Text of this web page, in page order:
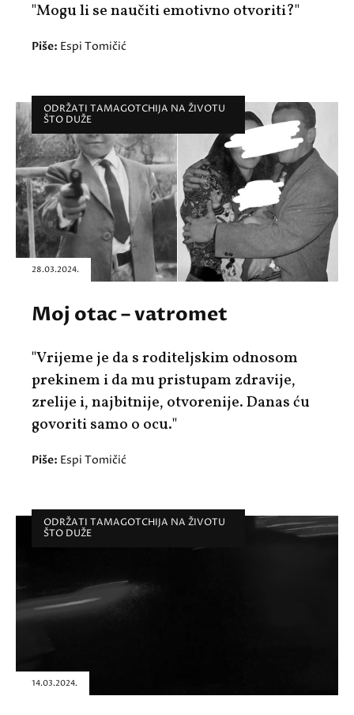
"Mogu li se naučiti emotivno otvoriti?"
Piše: Espi Tomičić
ODRŽATI TAMAGOTCHIJA NA ŽIVOTU
ŠTO DUŽE
28.03.2024.
Moj otac – vatromet
"Vrijeme je da s roditeljskim odnosom
prekinem i da mu pristupam zdravije,
zrelije i, najbitnije, otvorenije. Danas ću
govoriti samo o ocu."
Piše: Espi Tomičić
ODRŽATI TAMAGOTCHIJA NA ŽIVOTU
ŠTO DUŽE
14.03.2024.